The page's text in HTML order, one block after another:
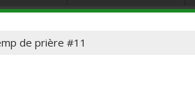
de prière #11